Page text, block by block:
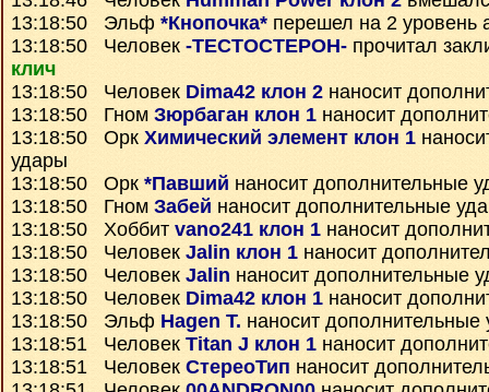
13:18:50 Эльф *Кнопочка* перешел на 2 уровень
13:18:50 Человек -ТЕСТОСТЕРОН- прочитал
клич
13:18:50 Человек Dima42 клон 2 наносит
13:18:50 Гном Зюрбаган клон 1 наносит
13:18:50 Орк Химический элемент клон 1
удары
13:18:50 Орк *Павший наносит дополнительные
13:18:50 Гном Забей наносит дополнительные
13:18:50 Хоббит vano241 клон 1 наносит
13:18:50 Человек Jalin клон 1 наносит
13:18:50 Человек Jalin наносит дополнительные
13:18:50 Человек Dima42 клон 1 наносит
13:18:50 Эльф Hagen T. наносит дополнительные
13:18:51 Человек Titan J клон 1 наносит
13:18:51 Человек СтереоТип наносит